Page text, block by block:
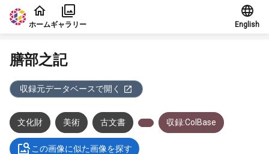
本文に飛ぶ
ホームギャラリー English
膳部之記
収録元データベースで開く
文化財 美術 古文書 収録:ColBase
この画像に似た画像を探す